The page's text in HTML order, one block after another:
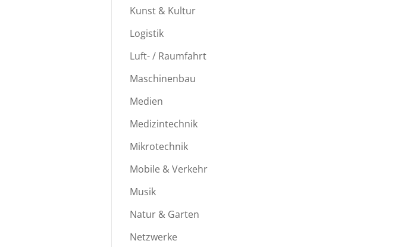
Kunst & Kultur
Logistik
Luft- / Raumfahrt
Maschinenbau
Medien
Medizintechnik
Mikrotechnik
Mobile & Verkehr
Musik
Natur & Garten
Netzwerke